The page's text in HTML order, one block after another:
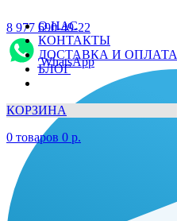
О НАС
КОНТАКТЫ
ДОСТАВКА И ОПЛАТА
БЛОГ
КОРЗИНА
0 товаров 0 р.
8 977 690-49-22
WhatsApp